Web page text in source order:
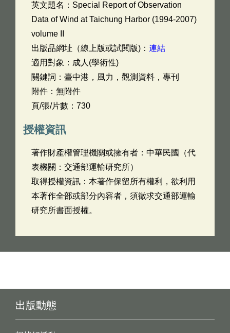
英文題名： Special Report of Observation
Data of Wind at Taichung Harbor (1994-2007)
volume II
出版品網址（線上版或試閱版)： 連結
適用對象：成人(學術性)
關鍵詞：臺中港，風力，觀測資料，專刊
附件：無附件
頁/張/片數：730
授權資訊
著作財產權管理機關或擁有者：中華民國（代
表機關：交通部運輸研究所）
取得授權資訊：本著作保留所有權利，欲利用
本著作全部或部分內容者，須徵求交通部運輸
研究所書面授權。
出版動態